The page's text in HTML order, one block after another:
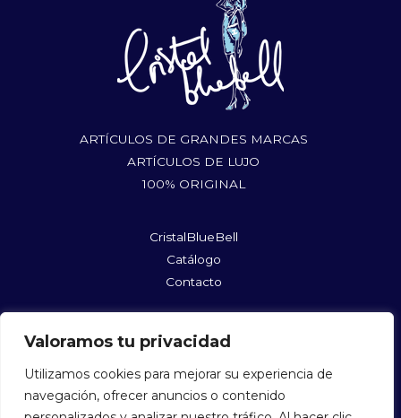
Valoramos tu privacidad
Utilizamos cookies para mejorar su experiencia de
navegación, ofrecer anuncios o contenido
ARTÍCULOS DE GRANDES MARCAS
ARTÍCULOS DE LUJO
100% ORIGINAL
CristalBlueBell
Catálogo
Contacto
@cristalbluebellshopmycloset